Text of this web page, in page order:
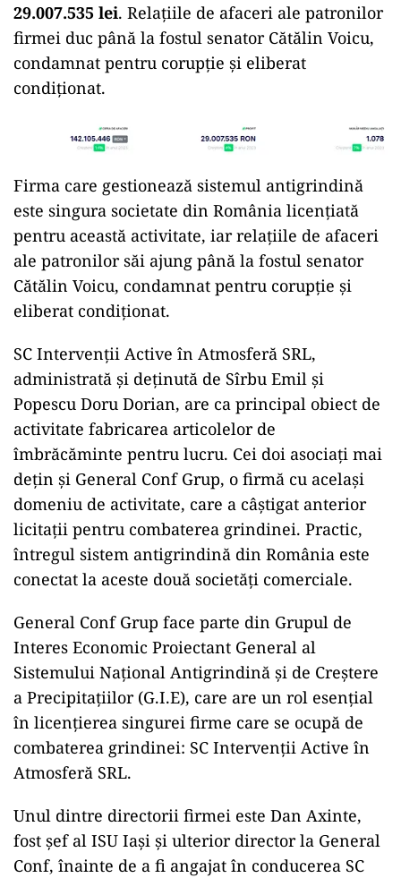
29.007.535 lei. Relațiile de afaceri ale patronilor
firmei duc până la fostul senator Cătălin Voicu,
condamnat pentru corupție și eliberat
condiționat.
Firma care gestionează sistemul antigrindină
este singura societate din România licențiată
pentru această activitate, iar relațiile de afaceri
ale patronilor săi ajung până la fostul senator
Cătălin Voicu, condamnat pentru corupție și
eliberat condiționat.
SC Intervenții Active în Atmosferă SRL,
administrată și deținută de Sîrbu Emil și
Popescu Doru Dorian, are ca principal obiect de
activitate fabricarea articolelor de
îmbrăcăminte pentru lucru. Cei doi asociați mai
dețin și General Conf Grup, o firmă cu același
domeniu de activitate, care a câștigat anterior
licitații pentru combaterea grindinei. Practic,
întregul sistem antigrindină din România este
conectat la aceste două societăți comerciale.
General Conf Grup face parte din Grupul de
Interes Economic Proiectant General al
Sistemului Național Antigrindină și de Creștere
a Precipitațiilor (G.I.E), care are un rol esențial
în licențierea singurei firme care se ocupă de
combaterea grindinei: SC Intervenții Active în
Atmosferă SRL.
Unul dintre directorii firmei este Dan Axinte,
fost șef al ISU Iași și ulterior director la General
Conf, înainte de a fi angajat în conducerea SC